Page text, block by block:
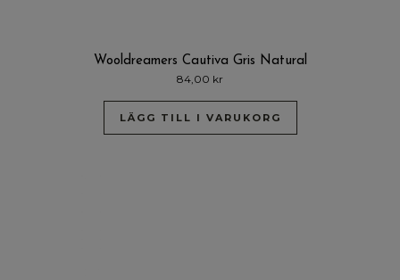
Wooldreamers Cautiva Gris Natural
84,00 kr
LÄGG TILL I VARUKORG